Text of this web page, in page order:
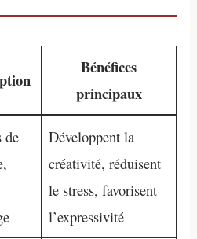
Bénéfices
principaux
de
Développent la
créativité, réduisent
le stress, favorisent
l’expressivité